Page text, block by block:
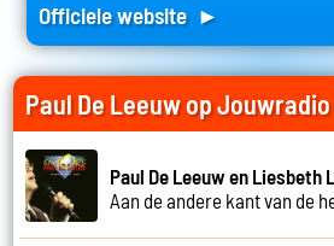
Officiele website ►
Paul De Leeuw op Jouwradio
Paul De Leeuw en Liesbeth
Aan de andere kant van de